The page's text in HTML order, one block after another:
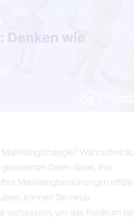
Daten dabei, ihre
Marketingbemühungen
können Sie neue
verbessern, um das Publikum